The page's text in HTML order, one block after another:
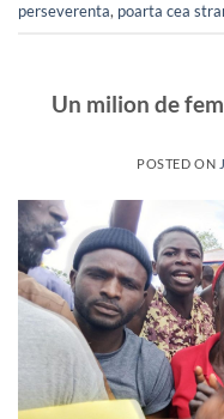
perseverenta, poarta cea
Un milion de
POSTED ON